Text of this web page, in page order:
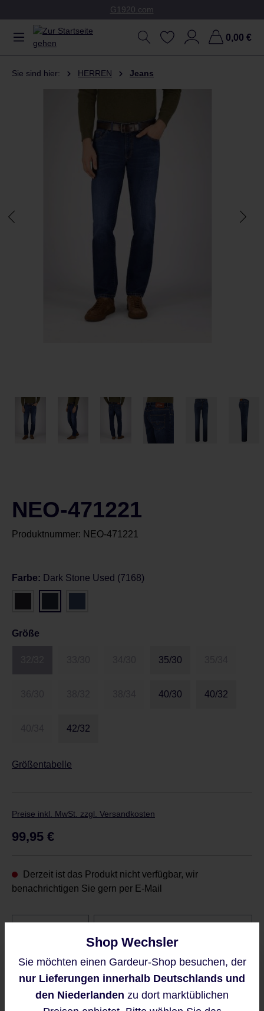
G1920.com
0,00 €
Sie sind hier: HERREN Jeans
NEO-471221
Produktnummer: NEO-471221
Farbe: Dark Stone Used (7168)
Größe
35/30
40/30 40/32
42/32
Größentabelle
Preise inkl. MwSt. zzgl. Versandkosten
Regulärer Preis:
99,95 €
Derzeit ist das Produkt nicht verfügbar, wir
benachrichtigen Sie gern per E-Mail
Benachrichtigen Sie mich
Diese Seite ist durch reCAPTCHA
geschützt und es gelten die
Shop Wechsler
Sie möchten einen Gardeur-Shop besuchen, der
nur Lieferungen innerhalb Deutschlands und
den Niederlanden zu dort marktüblichen
Diese Website verwendet Cookies,
um eine bestmögliche Erfahrung
bieten zu können.